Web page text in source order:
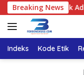
Langsung
ke
konten
Breaking News
: Tidak Ada
Indeks Kode Etik